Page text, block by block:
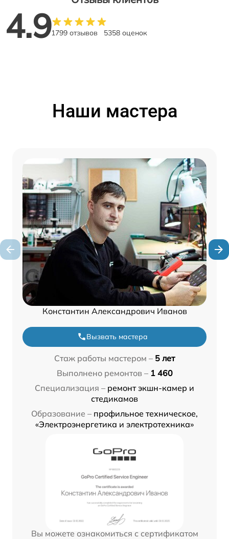
4.91799 отзывов 5358 оценок
Наши мастера
Константин Александрович Иванов
Вызвать мастера
Стаж работы мастером – 5 лет
Выполнено ремонтов – 1 460
Специализация – ремонт экшн-камер и
стедикамов
Образование – профильное техническое,
«Электроэнергетика и электротехника»
Вы можете ознакомиться с сертификатом